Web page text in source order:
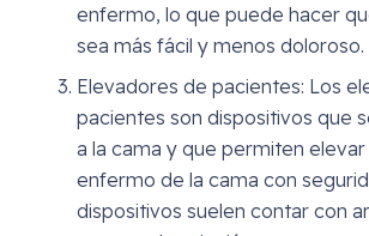
enfermo, lo que puede hacer
sea más fácil y menos doloroso.
Elevadores de pacientes: Los
pacientes son dispositivos que
a la cama y que permiten elevar
enfermo de la cama con
dispositivos suelen contar con